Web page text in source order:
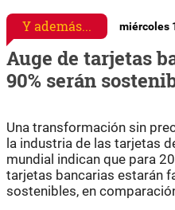
Y además... miércoles
Auge de tarjetas
90% serán
Una transformación sin
la industria de las tarjetas
mundial indican que para
tarjetas bancarias estarán
sostenibles, en